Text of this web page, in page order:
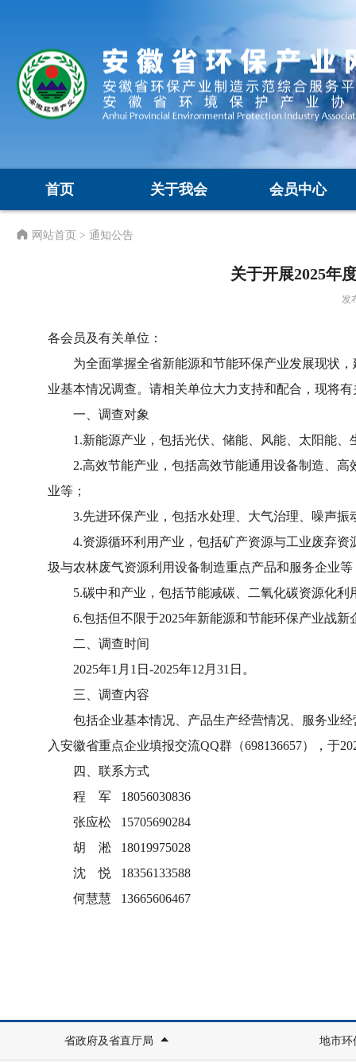
首页 关于我会 会员中心
网站首页 > 通知公告
关于开展2025年
发
各会员及有关单位：
为全面掌握全省新能源和节能环保产业发展现状，
业基本情况调查。请相关单位大力支持和配合，现将
一、调查对象
1.新能源产业，包括光伏、储能、风能、太阳能、
2.高效节能产业，包括高效节能通用设备制造、高
业等；
3.先进环保产业，包括水处理、大气治理、噪声振
4.资源循环利用产业，包括矿产资源与工业废弃资
圾与农林废气资源利用设备制造重点产品和服务企业等
5.碳中和产业，包括节能减碳、二氧化碳资源化利
6.包括但不限于2025年新能源和节能环保产业战新
二、调查时间
2025年1月1日-2025年12月31日。
三、调查内容
包括企业基本情况、产品生产经营情况、服务业经
入安徽省重点企业填报交流QQ群（698136657），于
四、联系方式
程 军 18056030836
张应松 15705690284
胡 淞 18019975028
沈 悦 18356133588
何慧慧 13665606467
省政府及省直厅局 地市环